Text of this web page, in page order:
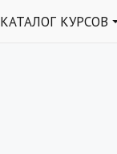
КАТАЛОГ КУРСОВ